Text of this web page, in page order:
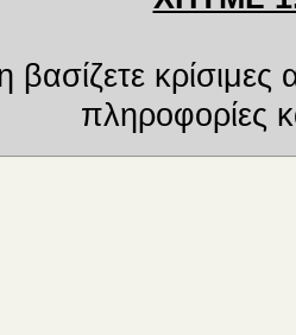
βασίζετε
πληροφορίες